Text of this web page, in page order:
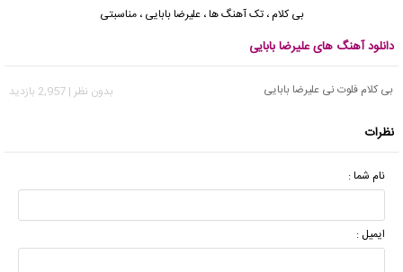
بی کلام،تک آهنگ ها،علیرضا بابایی ،مناسبتی
دانلود آهنگ های علیرضا بابایی
بی کلام فلوت نی علیرضا بابایی بدون نظر | 2,957 بازدید
نظرات
نام شما :
ایمیل :